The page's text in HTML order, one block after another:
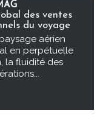
des ventes
du voyage
aérien
en perpétuelle
la fluidité des